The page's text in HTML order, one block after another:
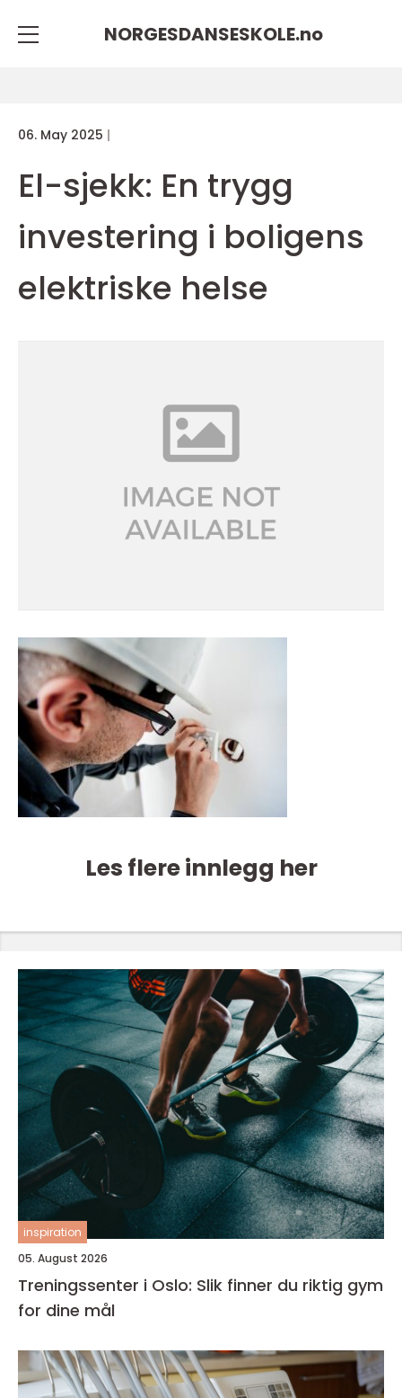
NORGESDANSESKOLE.no
06. May 2025
El-sjekk: En trygg
investering i boligens
elektriske helse
Les flere innlegg her
inspiration
05. August 2026
Treningssenter i Oslo: Slik finner du riktig gym
for dine mål